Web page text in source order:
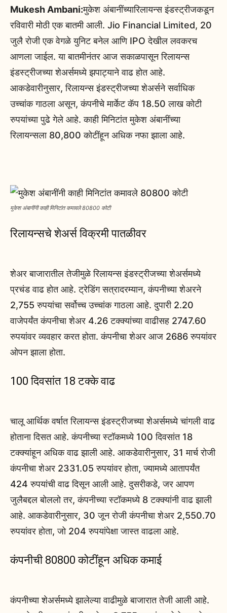
Mukesh Ambani:मुकेश अंबानींच्यारिलायन्स इंडस्ट्रीजकडून
रविवारी मोठी एक बातमी आली. Jio Financial Limited, 20
जुलै रोजी एक वेगळे युनिट बनेल आणि IPO देखील लवकरच
आणला जाईल. या बातमीनंतर आज सकाळपासून रिलायन्स
इंडस्ट्रीजच्या शेअर्समध्ये झपाट्याने वाढ होत आहे.
आकडेवारीनुसार, रिलायन्स इंडस्ट्रीजच्या शेअर्सने सर्वाधिक
उच्चांक गाठला असून, कंपनीचे मार्केट कॅप 18.50 लाख कोटी
रुपयांच्या पुढे गेले आहे. काही मिनिटांत मुकेश अंबानींच्या
रिलायन्सला 80,800 कोटींहून अधिक नफा झाला आहे.
मुकेश अंबानींनी काही मिनिटांत कमावले 80800 कोटी
रिलायन्सचे शेअर्स विक्रमी पातळीवर
शेअर बाजारातील तेजीमुळे रिलायन्स इंडस्ट्रीजच्या शेअर्समध्ये
प्रचंड वाढ होत आहे. ट्रेडिंग सत्रादरम्यान, कंपनीच्या शेअरने
2,755 रुपयांचा सर्वोच्च उच्चांक गाठला आहे. दुपारी 2.20
वाजेपर्यंत कंपनीचा शेअर 4.26 टक्क्यांच्या वाढीसह 2747.60
रुपयांवर व्यवहार करत होता. कंपनीचा शेअर आज 2686 रुपयांवर
ओपन झाला होता.
100 दिवसांत 18 टक्के वाढ
चालू आर्थिक वर्षात रिलायन्स इंडस्ट्रीजच्या शेअर्समध्ये चांगली वाढ
होताना दिसत आहे. कंपनीच्या स्टॉकमध्ये 100 दिवसांत 18
टक्क्यांहून अधिक वाढ झाली आहे. आकडेवारीनुसार, 31 मार्च रोजी
कंपनीचा शेअर 2331.05 रुपयांवर होता, ज्यामध्ये आतापर्यंत
424 रुपयांची वाढ दिसून आली आहे. दुसरीकडे, जर आपण
जुलैबद्दल बोललो तर, कंपनीच्या स्टॉकमध्ये 8 टक्क्यांनी वाढ झाली
आहे. आकडेवारीनुसार, 30 जून रोजी कंपनीचा शेअर 2,550.70
रुपयांवर होता, जो 204 रुपयांपेक्षा जास्त वाढला आहे.
कंपनीची 80800 कोटींहून अधिक कमाई
कंपनीच्या शेअर्समध्ये झालेल्या वाढीमुळे बाजारात तेजी आली आहे.